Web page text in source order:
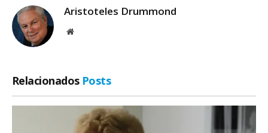
Aristoteles Drummond
Site
Relacionados Posts